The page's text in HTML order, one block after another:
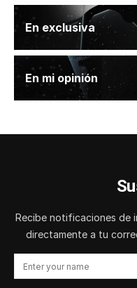
En exclusiva
En mi opinión
Recibe notificaciones de
directamente a tu